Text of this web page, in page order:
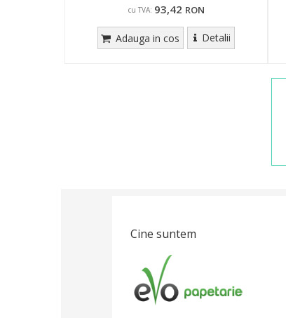
cu TVA: 93,42 RON
Adauga in cos Detalii
Cine suntem